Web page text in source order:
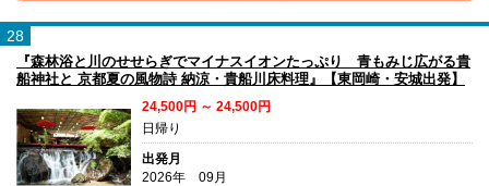
28
『森林浴と川のせせらぎでマイナスイオンたっぷり 青もみじ広がる貴
船神社と 京都夏の風物詩 納涼・貴船川床料理』【東岡崎・安城出発】
24,500円 ～ 24,500円
日帰り
出発月
2026年 09月